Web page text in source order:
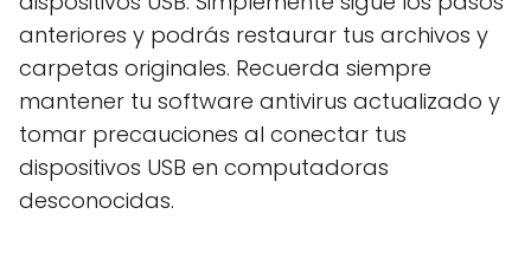
anteriores y podrás restaurar tus archivos y
carpetas originales. Recuerda siempre
mantener tu software antivirus actualizado y
tomar precauciones al conectar tus
dispositivos USB en computadoras
desconocidas.